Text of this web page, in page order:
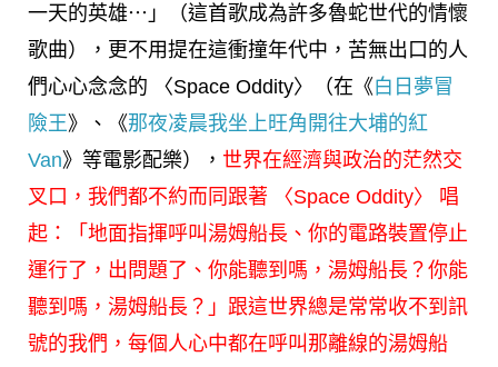
一天的英雄⋯」（這首歌成為許多魯蛇世代的情懷
歌曲），更不用提在這衝撞年代中，苦無出口的人
們心心念念的 〈Space Oddity〉（在《白日夢冒
險王》、《那夜凌晨我坐上旺角開往大埔的紅
Van》等電影配樂）， 世界在經濟與政治的茫然交
叉口，我們都不約而同跟著 〈Space Oddity〉 唱
起：「地面指揮呼叫湯姆船長、你的電路裝置停止
運行了，出問題了、你能聽到嗎，湯姆船長？你能
聽到嗎，湯姆船長？」跟這世界總是常常收不到訊
號的我們，每個人心中都在呼叫那離線的湯姆船